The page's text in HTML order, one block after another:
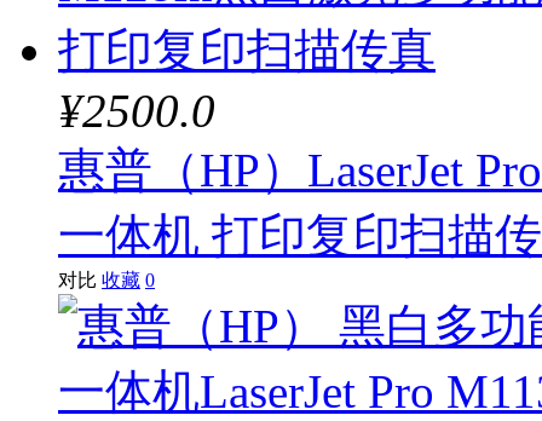
¥2500.0
惠普（HP）LaserJet
一体机 打印复印扫描
对比 收藏 0